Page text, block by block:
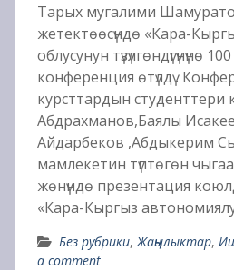
Тарых мугалими
жетектөөсүндө «Кара-
облусунун
конференция өтүлдү .
курсттардын
Абдрахманов,Баялы
Айдарбеков ,Абдыкерим
мамлекетин түптөгөн
жөнүндө презентация
«Кара-Кыргыз
Без рубрики, Жаңылыктар,
a comment